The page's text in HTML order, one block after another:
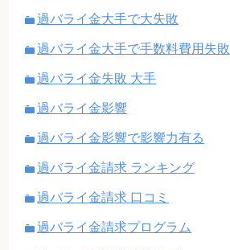
過バライ金大手で大失敗
過バライ金大手で手数料費用失敗
過バライ金失敗 大手
過バライ金影響
過バライ金影響で影響力有る
過バライ金請求 ランキング
過バライ金請求 口コミ
過バライ金請求プログラム